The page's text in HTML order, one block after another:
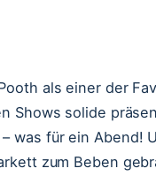
als einer der
Shows solide
– was für ein
zum Beben